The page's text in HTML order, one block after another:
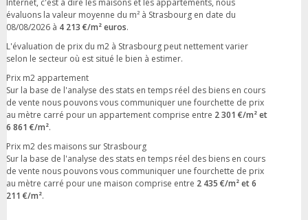
évaluons la valeur moyenne du m² à Strasbourg en date du
08/08/2026 à 4 213 €/m² euros.
L'évaluation de prix du m2 à Strasbourg peut nettement varier
selon le secteur où est situé le bien à estimer.
Prix m2 appartement
Sur la base de l'analyse des stats en temps réel des biens en cours
de vente nous pouvons vous communiquer une fourchette de prix
au mètre carré pour un appartement comprise entre 2 301 €/m² et
6 861 €/m².
Prix m2 des maisons sur Strasbourg
Sur la base de l'analyse des stats en temps réel des biens en cours
de vente nous pouvons vous communiquer une fourchette de prix
au mètre carré pour une maison comprise entre 2 435 €/m² et 6
211 €/m².